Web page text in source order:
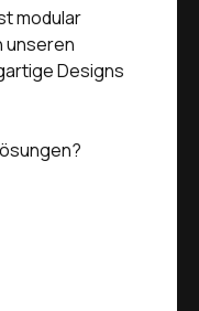
modular
unseren
Designs